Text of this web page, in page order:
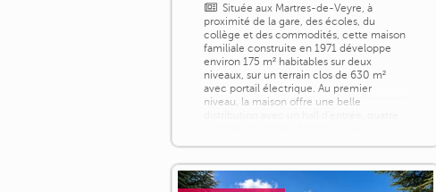
Située aux Martres-de-Veyre, à
proximité de la gare, des écoles, du
collège et des commodités, cette maison
familiale construite en 1971 développe
environ 175 m² habitables sur deux
niveaux, sur un terrain clos de 630 m²
avec portail électrique. Au premier
niveau, la maison offre une belle